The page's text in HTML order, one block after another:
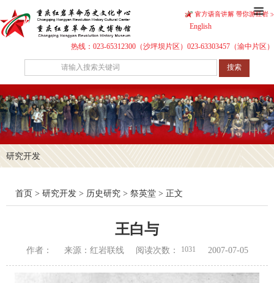
English
热线：023-65312300（沙坪坝片区）023-63303457（渝中片区）
搜索
研究开发
首页 > 研究开发> 历史研究> 祭英堂> 正文
王白与
作者： 来源：红岩联线 阅读次数： 1031 2007-07-05